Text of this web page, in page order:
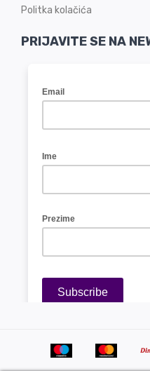
Politka kolačića
PRIJAVITE SE NA